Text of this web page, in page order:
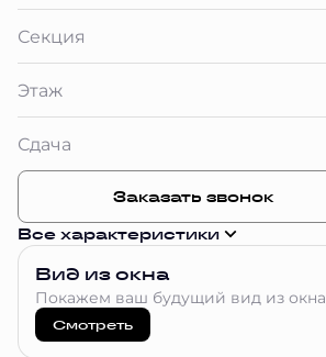
Секция
Этаж
Сдача
Заказать звонок
Все характеристики
Вид из окна
Покажем ваш будущий вид из окна
Смотреть